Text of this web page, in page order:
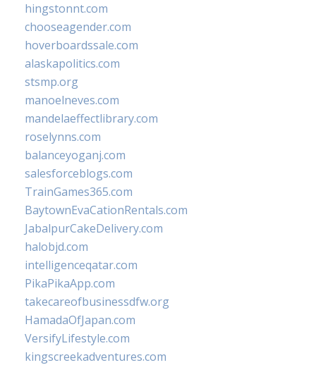
hingstonnt.com
chooseagender.com
hoverboardssale.com
alaskapolitics.com
stsmp.org
manoelneves.com
mandelaeffectlibrary.com
roselynns.com
balanceyoganj.com
salesforceblogs.com
TrainGames365.com
BaytownEvaCationRentals.com
JabalpurCakeDelivery.com
halobjd.com
intelligenceqatar.com
PikaPikaApp.com
takecareofbusinessdfw.org
HamadaOfJapan.com
VersifyLifestyle.com
kingscreekadventures.com